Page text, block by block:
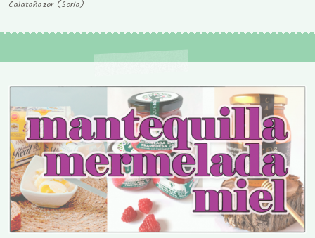
Calatañazor (Soria)